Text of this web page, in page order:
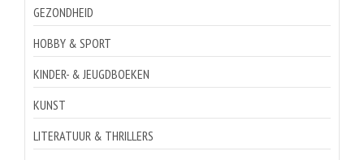
GEZONDHEID
HOBBY & SPORT
KINDER- & JEUGDBOEKEN
KUNST
LITERATUUR & THRILLERS